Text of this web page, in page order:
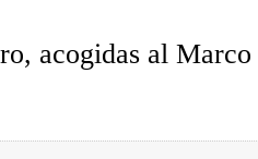
acogidas al